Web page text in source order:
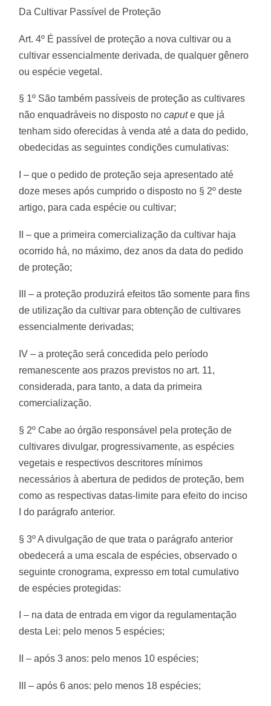
Da Cultivar Passível de Proteção
Art. 4º É passível de proteção a nova cultivar ou a
cultivar essencialmente derivada, de qualquer gênero
ou espécie vegetal.
§ 1º São também passíveis de proteção as cultivares
não enquadráveis no disposto nocapute que já
tenham sido oferecidas à venda até a data do pedido,
obedecidas as seguintes condições cumulativas:
I – que o pedido de proteção seja apresentado até
doze meses após cumprido o disposto no § 2º deste
artigo, para cada espécie ou cultivar;
II – que a primeira comercialização da cultivar haja
ocorrido há, no máximo, dez anos da data do pedido
de proteção;
III – a proteção produzirá efeitos tão somente para fins
de utilização da cultivar para obtenção de cultivares
essencialmente derivadas;
IV – a proteção será concedida pelo período
remanescente aos prazos previstos no art. 11,
considerada, para tanto, a data da primeira
comercialização.
§ 2º Cabe ao órgão responsável pela proteção de
cultivares divulgar, progressivamente, as espécies
vegetais e respectivos descritores mínimos
necessários à abertura de pedidos de proteção, bem
como as respectivas datas-limite para efeito do inciso
I do parágrafo anterior.
§ 3º A divulgação de que trata o parágrafo anterior
obedecerá a uma escala de espécies, observado o
seguinte cronograma, expresso em total cumulativo
de espécies protegidas:
I – na data de entrada em vigor da regulamentação
desta Lei: pelo menos 5 espécies;
II – após 3 anos: pelo menos 10 espécies;
III – após 6 anos: pelo menos 18 espécies;